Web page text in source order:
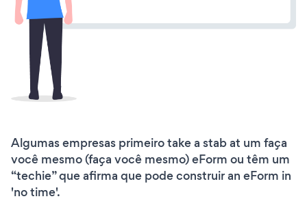
Algumas empresas primeiro take a stab at um faça
você mesmo (faça você mesmo) eForm ou têm um
“techie” que afirma que pode construir an eForm in
'no time'.